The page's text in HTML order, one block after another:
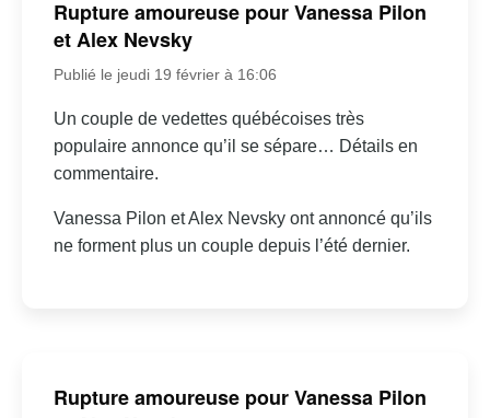
Rupture amoureuse pour Vanessa Pilon
et Alex Nevsky
Publié le jeudi 19 février à 16:06
Un couple de vedettes québécoises très
populaire annonce qu’il se sépare… Détails en
commentaire.
Vanessa Pilon et Alex Nevsky ont annoncé qu’ils
ne forment plus un couple depuis l’été dernier.
Rupture amoureuse pour Vanessa Pilon